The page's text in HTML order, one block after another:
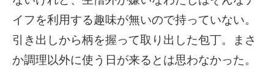
イフを利用する趣味が無いので持っていない。
引き出しから柄を握って取り出した包丁。まさ
か調理以外に使う日が来るとは思わなかった。